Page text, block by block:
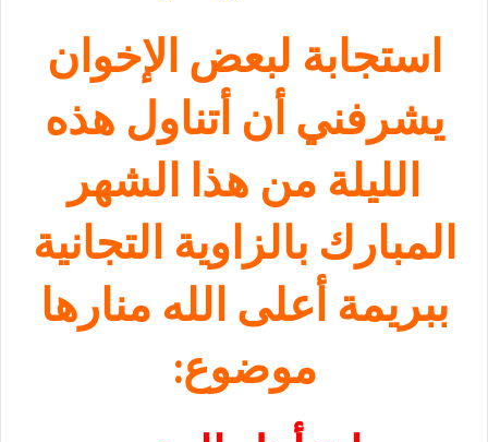
استجابة لبعض الإخوان
يشرفني أن أتناول هذه
الليلة من هذا الشهر
المبارك بالزاوية التجانية
ببريمة أعلى الله منارها
موضوع: